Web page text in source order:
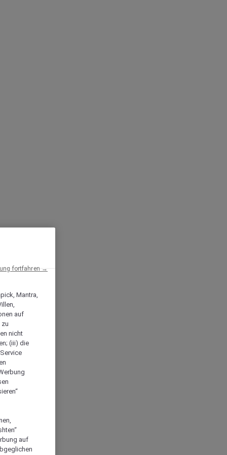
Mantra,
auf
zu
nicht
(iii) die
auf
fortfahren →